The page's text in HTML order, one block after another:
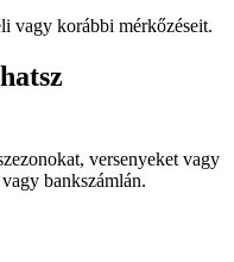
vagy korábbi mérkőzéseit.
versenyeket vagy
bankszámlán.